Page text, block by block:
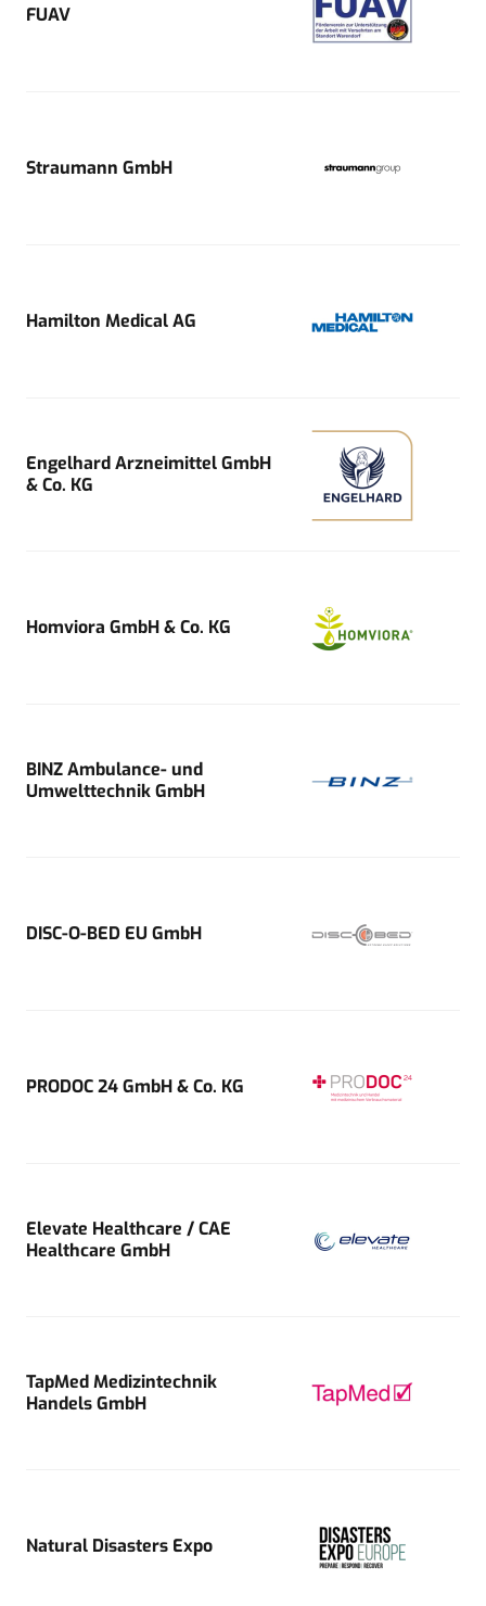
FUAV
Straumann GmbH
Hamilton Medical AG
Engelhard Arzneimittel GmbH
& Co. KG
Homviora GmbH & Co. KG
BINZ Ambulance- und
Umwelttechnik GmbH
DISC-O-BED EU GmbH
PRODOC 24 GmbH & Co. KG
Elevate Healthcare / CAE
Healthcare GmbH
TapMed Medizintechnik
Handels GmbH
Natural Disasters Expo